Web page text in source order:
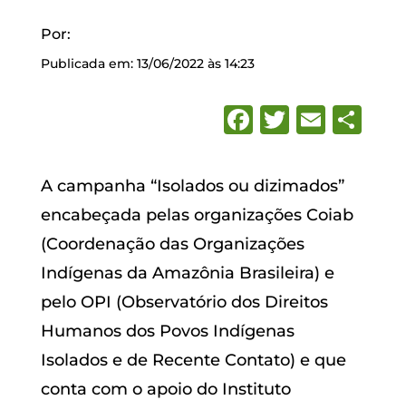
Por:
Publicada em: 13/06/2022 às 14:23
Facebook
Twitter
A campanha “Isolados ou dizimados”
encabeçada pelas organizações Coiab
(Coordenação das Organizações
Indígenas da Amazônia Brasileira) e
pelo OPI (Observatório dos Direitos
Humanos dos Povos Indígenas
Isolados e de Recente Contato) e que
conta com o apoio do Instituto